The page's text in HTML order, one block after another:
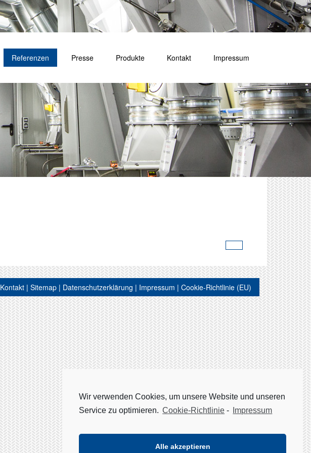
Referenzen Presse Produkte Kontakt Impressum
Nächster
Kontakt Sitemap Datenschutzerklärung Impressum Cookie-Richtlinie (EU)
Wir verwenden Cookies, um unsere Website und unseren
Service zu optimieren. Cookie-Richtlinie - Impressum
Alle akzeptieren